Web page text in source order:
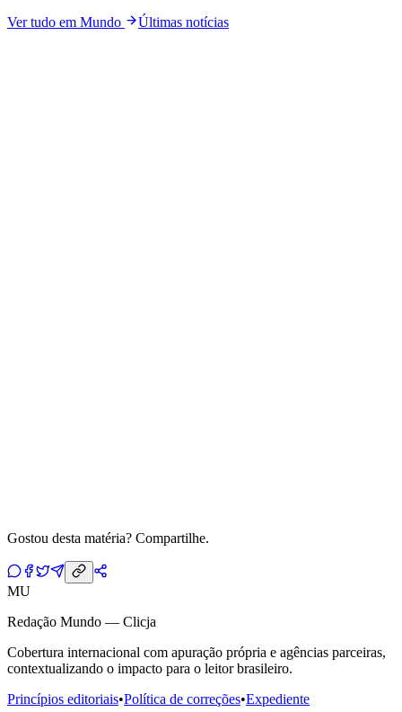
Ver tudo em Mundo Últimas notícias
Gostou desta matéria? Compartilhe.
MU
Redação Mundo — Clicja
Cobertura internacional com apuração própria e agências parceiras,
contextualizando o impacto para o leitor brasileiro.
Princípios editoriais•Política de correções•Expediente